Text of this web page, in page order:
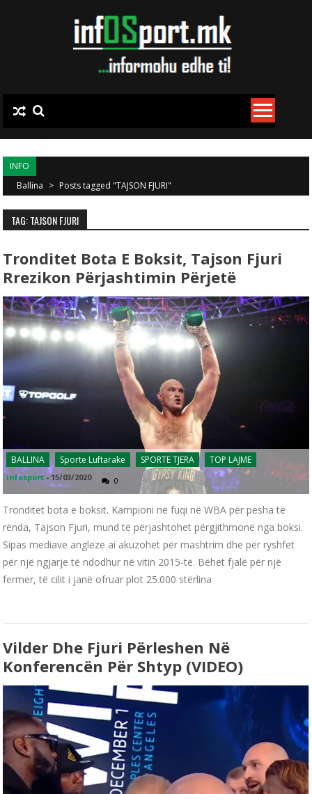
INFO
Ballina > Posts tagged "TAJSON FJURI"
TAG: TAJSON FJURI
Tronditet Bota E Boksit, Tajson Fjuri
Rrezikon Përjashtimin Përjetë
BALLINA Sporte Luftarake SPORTE TJERA TOP LAJME
infosport -15/03/2020 0
Tronditet bota e boksit. Kampioni në fuqi në WBA për pesha të
rënda, Tajson Fjuri, mund të përjashtohet përgjithmonë nga boksi.
Sipas mediave angleze ai akuzohet për mashtrim dhe për ryshfet
për një ngjarje të ndodhur në vitin 2015-të. Bëhet fjalë për një
fermer, të cilit i janë ofruar plot 25.000 stërlina
Vilder Dhe Fjuri Përleshen Në
Konferencën Për Shtyp (VIDEO)